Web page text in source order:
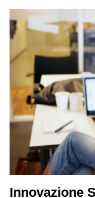
Innovazione